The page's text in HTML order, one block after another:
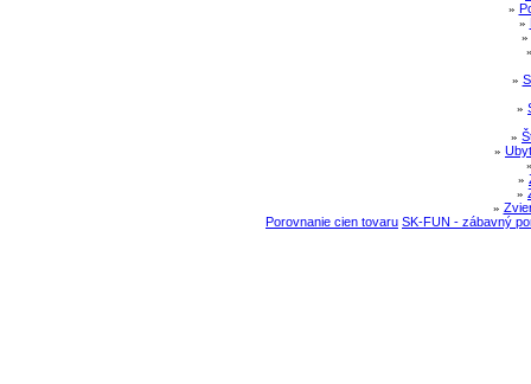
»
»
»
»
»
»
»
»
»
»
Porovnanie cien tovaru SK-FUN - zábavný